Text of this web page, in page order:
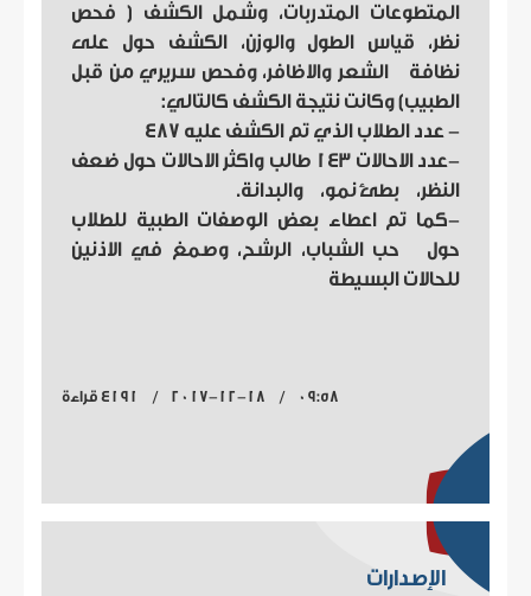
المتطوعات المتدربات، وشمل الكشف ( فحص
نظر، قياس الطول والوزن، الكشف حول على
نظافة الشعر والاظافر، وفحص سريري من قبل
الطبيب) وكانت نتيجة الكشف كالتالي:
- عدد الطلاب الذي تم الكشف عليه 487
-عدد الاحالات 143 طالب واكثر الاحالات حول ضعف
النظر، بطئ نمو، والبدانة.
-كما تم اعطاء بعض الوصفات الطبية للطلاب
حول حب الشباب، الرشح، وصمغ في الاذنين
للحالات البسيطة
09:58 / 2017-12-18 / 4191 قراءة
الإصدارات